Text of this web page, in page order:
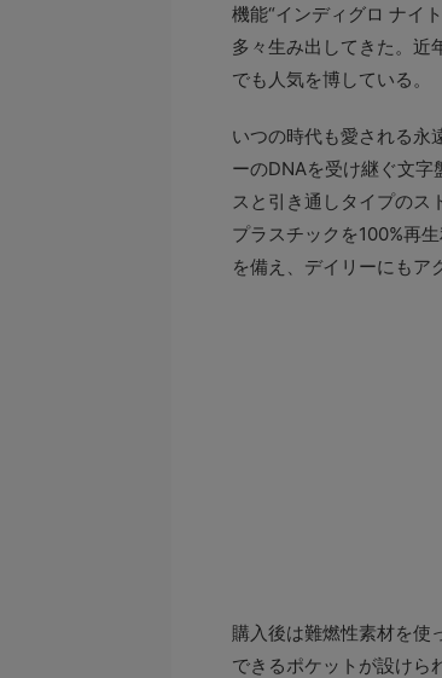
機能“インディグロ ナイ
多々生み出してきた。近
でも人気を博している。
いつの時代も愛される永
ーのDNAを受け継ぐ文
スと引き通しタイプのス
プラスチックを100%再
を備え、デイリーにもア
購入後は難燃性素材を使
できるポケットが設けら